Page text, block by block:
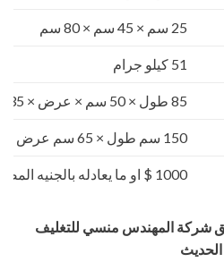
25 سم × 45 سم × 80 سم
51 كيلو جرام
85 طول × 50 سم × عرض × 35 سم ارتفاع
150 سم طول × 65 سم عرض × 120 سم ارتفاع
1000 $ او ما يعادله بالجنيه المصرى
شركة المهندس منسي للتغليف
الحديث